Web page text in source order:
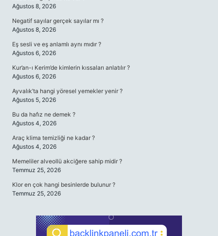
Ağustos 8, 2026
Negatif sayılar gerçek sayılar mı ?
Ağustos 8, 2026
Eş sesli ve eş anlamlı aynı mıdır ?
Ağustos 6, 2026
Kur’an-ı Kerim’de kimlerin kıssaları anlatılır ?
Ağustos 6, 2026
Ayvalık’ta hangi yöresel yemekler yenir ?
Ağustos 5, 2026
Bu da hafız ne demek ?
Ağustos 4, 2026
Araç klima temizliği ne kadar ?
Ağustos 4, 2026
Memeliler alveollü akciğere sahip midir ?
Temmuz 25, 2026
Klor en çok hangi besinlerde bulunur ?
Temmuz 25, 2026